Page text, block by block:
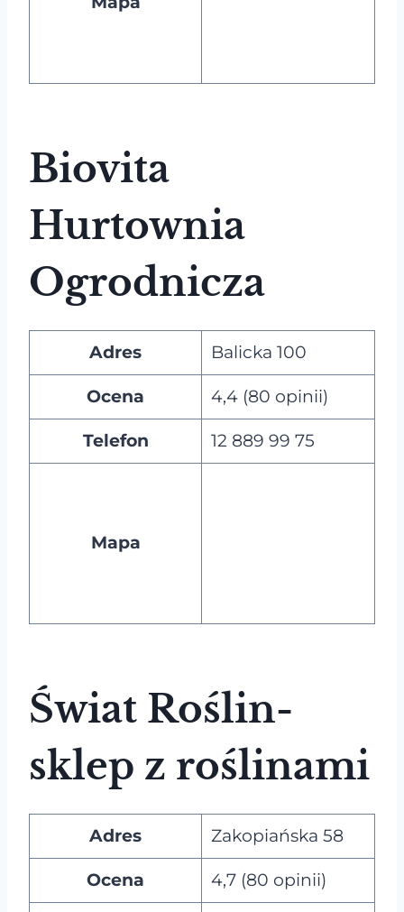
Biovita
Hurtownia
Ogrodnicza
Adres Balicka 100
Ocena 4,4 (80 opinii)
Telefon 12 889 99 75
Mapa
Świat Roślin-
sklep z roślinami
Adres Zakopiańska 58
Ocena 4,7 (80 opinii)